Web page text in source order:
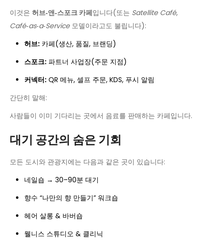
이것은 허브‑앤‑스포크 카페입니다(또는 Satellite Café,
Café‑as‑a‑Service모델이라고도 불립니다):
허브: 카페(생산, 품질, 브랜딩)
스포크: 파트너 사업장(주문 지점)
커넥터: QR 메뉴, 셀프 주문, KDS, 푸시 알림
간단히 말해:
사람들이 이미 기다리는 곳에서 음료를 판매하는 카페입니다.
대기 공간의 숨은 기회
모든 도시와 관광지에는 다음과 같은 곳이 있습니다:
네일숍 → 30–90분 대기
향수 “나만의 향 만들기” 워크숍
헤어 살롱 & 바버숍
웰니스 스튜디오 & 클리닉